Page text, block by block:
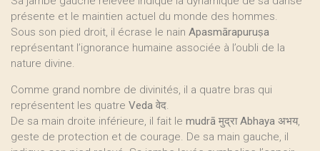
présente et le maintien actuel du monde des hommes.
Sous son pied droit, il écrase le nain Apasmārapuruṣa
représentant l’ignorance humaine associée à l’oubli de la
nature divine.
Comme grand nombre de divinités, il a quatre bras qui
représentent les quatre Veda वेद.
De sa main droite inférieure, il fait le mudrā मुद्राAbhaya अभय,
geste de protection et de courage. De sa main gauche, il